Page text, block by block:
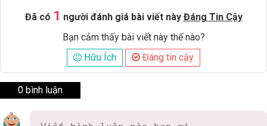
Đã có 1 người đánh giá bài viết này Đáng Tin Cậy
Bạn cảm thấy bài viết này thế nào?
Hữu Ích
Đáng tin cậy
0 bình luận